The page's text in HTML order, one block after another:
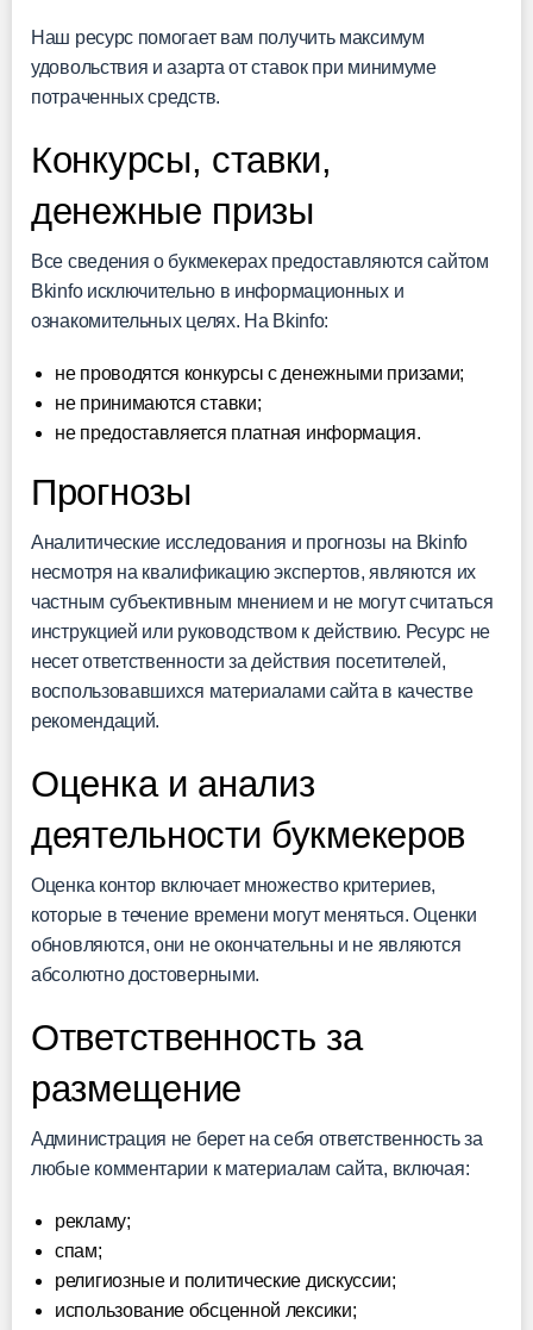
Наш ресурс помогает вам получить максимум
удовольствия и азарта от ставок при минимуме
потраченных средств.
Конкурсы, ставки,
денежные призы
Все сведения о букмекерах предоставляются сайтом
Bkinfo исключительно в информационных и
ознакомительных целях. На Bkinfo:
не проводятся конкурсы с денежными призами;
не принимаются ставки;
не предоставляется платная информация.
Прогнозы
Аналитические исследования и прогнозы на Bkinfo
несмотря на квалификацию экспертов, являются их
частным субъективным мнением и не могут считаться
инструкцией или руководством к действию. Ресурс не
несет ответственности за действия посетителей,
воспользовавшихся материалами сайта в качестве
рекомендаций.
Оценка и анализ
деятельности букмекеров
Оценка контор включает множество критериев,
которые в течение времени могут меняться. Оценки
обновляются, они не окончательны и не являются
абсолютно достоверными.
Ответственность за
размещение
Администрация не берет на себя ответственность за
любые комментарии к материалам сайта, включая:
рекламу;
спам;
религиозные и политические дискуссии;
использование обсценной лексики;